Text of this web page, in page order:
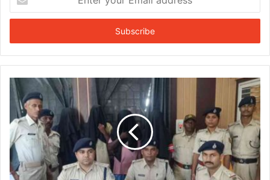
your
Email